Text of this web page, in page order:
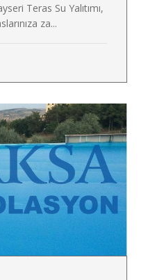
Teras Su Yalıtımı,
za...